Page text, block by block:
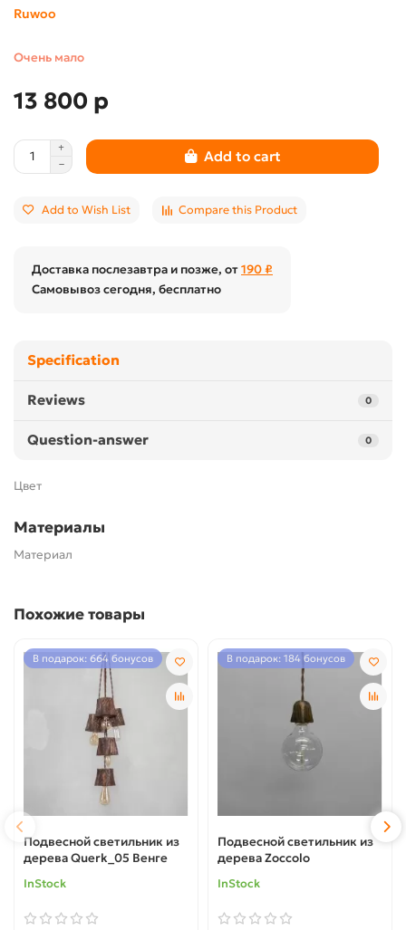
Ruwoo
Очень мало
13 800 р
Add to cart
Add to Wish List Compare this Product
Доставка послезавтра и позже, от190 ₽
Самовывоз сегодня, бесплатно
Specification
Reviews 0
Question-answer 0
Цвет
Материалы
Материал
Похожие товары
В подарок: 664 бонусов
Подвесной светильник из
дерева Querk_05 Венге
InStock
В подарок: 184 бонусов
Подвесной светильник из
дерева Zoccolo
InStock